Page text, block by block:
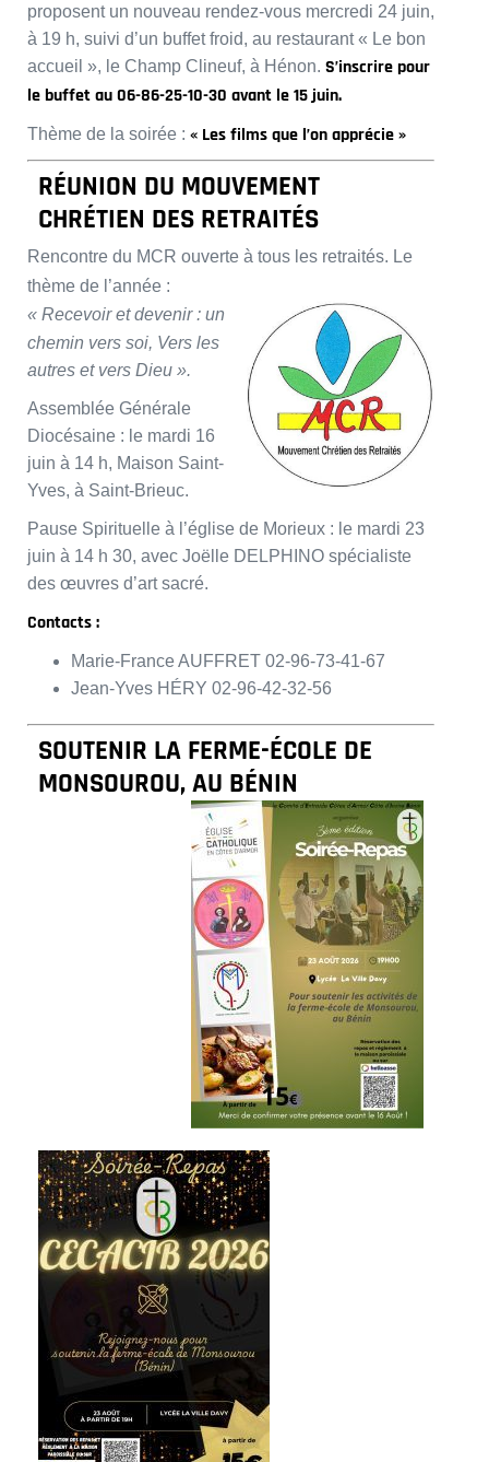
proposent un nouveau rendez-vous mercredi 24 juin,
à 19 h, suivi d’un buffet froid, au restaurant « Le bon
accueil », le Champ Clineuf, à Hénon. S’inscrire pour
le buffet au 06-86-25-10-30 avant le 15 juin.
Thème de la soirée : « Les films que l’on apprécie »
RÉUNION DU MOUVEMENT
CHRÉTIEN DES RETRAITÉS
Rencontre du MCR ouverte à tous les retraités. Le
thème de l’année :
« Recevoir et devenir : un
chemin vers soi, Vers les
autres et vers Dieu ».
Assemblée Générale
Diocésaine : le mardi 16
juin à 14 h, Maison Saint-
Yves, à Saint-Brieuc.
Pause Spirituelle à l’église de Morieux : le mardi 23
juin à 14 h 30, avec Joëlle DELPHINO spécialiste
des œuvres d’art sacré.
Contacts :
Marie-France AUFFRET 02-96-73-41-67
Jean-Yves HÉRY 02-96-42-32-56
SOUTENIR LA FERME-ÉCOLE DE
MONSOUROU, AU BÉNIN